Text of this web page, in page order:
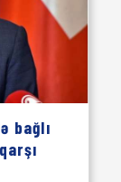
bağlı